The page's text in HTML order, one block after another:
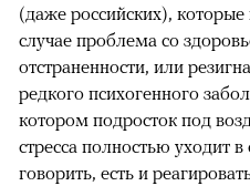
(даже российских),
случае проблема со
отстраненности, или
редкого психогенного
котором подросток под
стресса полностью уходит в
говорить, есть и